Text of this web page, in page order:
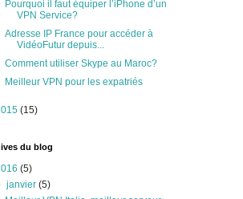
Pourquoi il faut équiper l’iPhone d’un
VPN Service?
Adresse IP France pour accéder à
VidéoFutur depuis...
Comment utiliser Skype au Maroc?
Meilleur VPN pour les expatriés
(15)
du blog
(5)
janvier(5)